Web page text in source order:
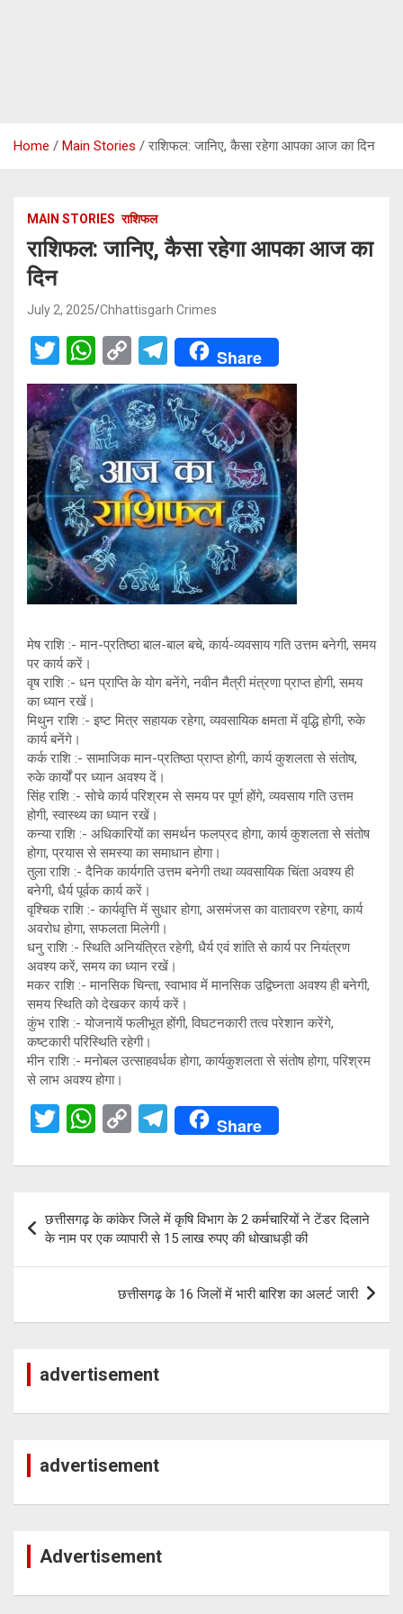
Home Main Stories राशिफल: जानिए, कैसा रहेगा आपका आज का दिन
MAIN STORIES राशिफल
राशिफल: जानिए, कैसा रहेगा आपका आज का
दिन
July 2, 2025 Chhattisgarh Crimes
T
wi
tt
er
W
h
at
s
A
p
p
C
o
py
Li
n
k
T
el
e
gr
a
m
Share
मेष राशि :- मान-प्रतिष्ठा बाल-बाल बचे, कार्य-व्यवसाय गति उत्तम बनेगी, समय
पर कार्य करें।
वृष राशि :- धन प्राप्ति के योग बनेंगे, नवीन मैत्री मंत्रणा प्राप्त होगी, समय
का ध्यान रखें।
मिथुन राशि :- इष्ट मित्र सहायक रहेगा, व्यवसायिक क्षमता में वृद्धि होगी, रुके
कार्य बनेंगे।
कर्क राशि :- सामाजिक मान-प्रतिष्ठा प्राप्त होगी, कार्य कुशलता से संतोष,
रुके कार्यों पर ध्यान अवश्य दें।
सिंह राशि :- सोचे कार्य परिश्रम से समय पर पूर्ण होंगे, व्यवसाय गति उत्तम
होगी, स्वास्थ्य का ध्यान रखें।
कन्या राशि :- अधिकारियों का समर्थन फलप्रद होगा, कार्य कुशलता से संतोष
होगा, प्रयास से समस्या का समाधान होगा।
तुला राशि :- दैनिक कार्यगति उत्तम बनेगी तथा व्यवसायिक चिंता अवश्य ही
बनेगी, धैर्य पूर्वक कार्य करें।
वृश्चिक राशि :- कार्यवृत्ति में सुधार होगा, असमंजस का वातावरण रहेगा, कार्य
अवरोध होगा, सफलता मिलेगी।
धनु राशि :- स्थिति अनियंत्रित रहेगी, धैर्य एवं शांति से कार्य पर नियंत्रण
अवश्य करें, समय का ध्यान रखें।
मकर राशि :- मानसिक चिन्ता, स्वाभाव में मानसिक उद्विघ्नता अवश्य ही बनेगी,
समय स्थिति को देखकर कार्य करें।
कुंभ राशि :- योजनायें फलीभूत होंगी, विघटनकारी तत्व परेशान करेंगे,
कष्टकारी परिस्थिति रहेगी।
मीन राशि :- मनोबल उत्साहवर्धक होगा, कार्यकुशलता से संतोष होगा, परिश्रम
से लाभ अवश्य होगा।
T
tt
er
W
at
s
A
p
C
py
Li
n
k
T
e
gr
a
m
Share
navigation
छत्तीसगढ़ के कांकेर जिले में कृषि विभाग के 2 कर्मचारियों ने टेंडर दिलाने
के नाम पर एक व्यापारी से 15 लाख रुपए की धोखाधड़ी की
छत्तीसगढ़ के 16 जिलों में भारी बारिश का अलर्ट जारी
advertisement
advertisement
Advertisement